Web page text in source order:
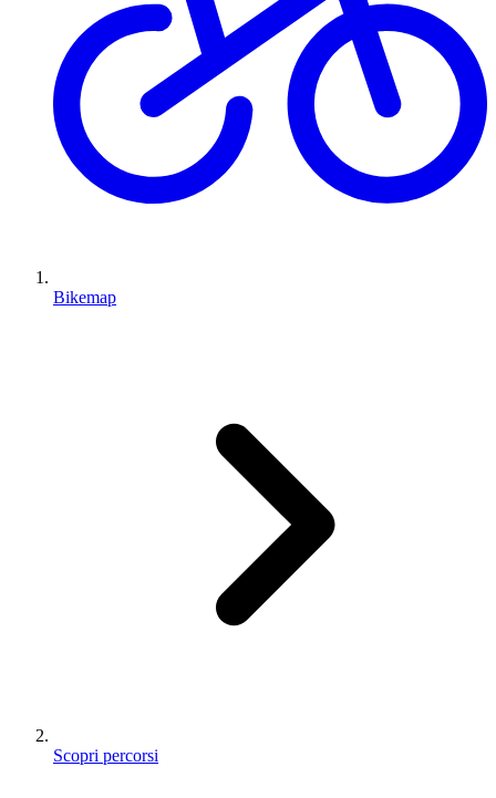
Bikemap
Scopri percorsi